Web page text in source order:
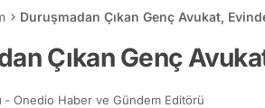
Duruşmadan Çıkan Genç Avukat,
Çıkan Genç
- Onedio Haber ve Gündem Editörü